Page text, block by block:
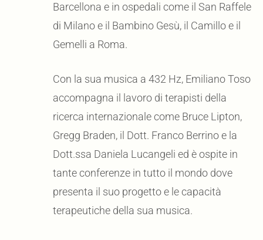
Barcellona e in ospedali come il San Raffele
di Milano e il Bambino Gesù, il Camillo e il
Gemelli a Roma.
Con la sua musica a 432 Hz, Emiliano Toso
accompagna il lavoro di terapisti della
ricerca internazionale come Bruce Lipton,
Gregg Braden, il Dott. Franco Berrino e la
Dott.ssa Daniela Lucangeli ed è ospite in
tante conferenze in tutto il mondo dove
presenta il suo progetto e le capacità
terapeutiche della sua musica.